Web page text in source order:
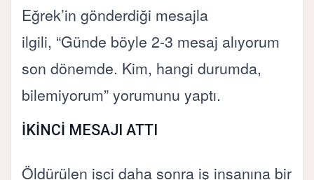
Eğrek’in gönderdiği mesajla
ilgili, “Günde böyle 2-3 mesaj alıyorum
son dönemde. Kim, hangi durumda,
bilemiyorum” yorumunu yaptı.
İKİNCİ MESAJI ATTI
Öldürülen işçi daha sonra iş insanına bir